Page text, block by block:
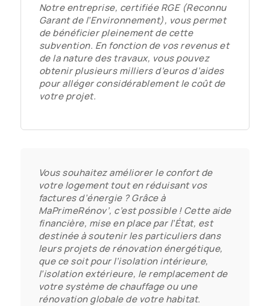
Notre entreprise, certifiée RGE (Reconnu
Garant de l’Environnement), vous permet
de bénéficier pleinement de cette
subvention. En fonction de vos revenus et
de la nature des travaux, vous pouvez
obtenir plusieurs milliers d’euros d’aides
pour alléger considérablement le coût de
votre projet.
Vous souhaitez améliorer le confort de
votre logement tout en réduisant vos
factures d’énergie ? Grâce à
MaPrimeRénov’, c’est possible ! Cette aide
financière, mise en place par l’État, est
destinée à soutenir les particuliers dans
leurs projets de rénovation énergétique,
que ce soit pour l’isolation intérieure,
l’isolation extérieure, le remplacement de
votre système de chauffage ou une
rénovation globale de votre habitat.